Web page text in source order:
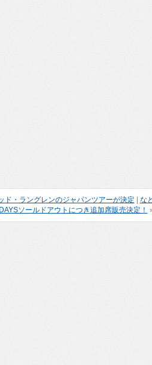
ド・ラングレンのジャパンツアーが決定
な
ソールドアウトにつき追加席販売決定！